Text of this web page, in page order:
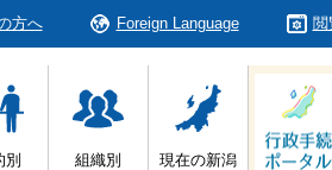
方へ Foreign Language 閲
別 組織別 現在の新潟